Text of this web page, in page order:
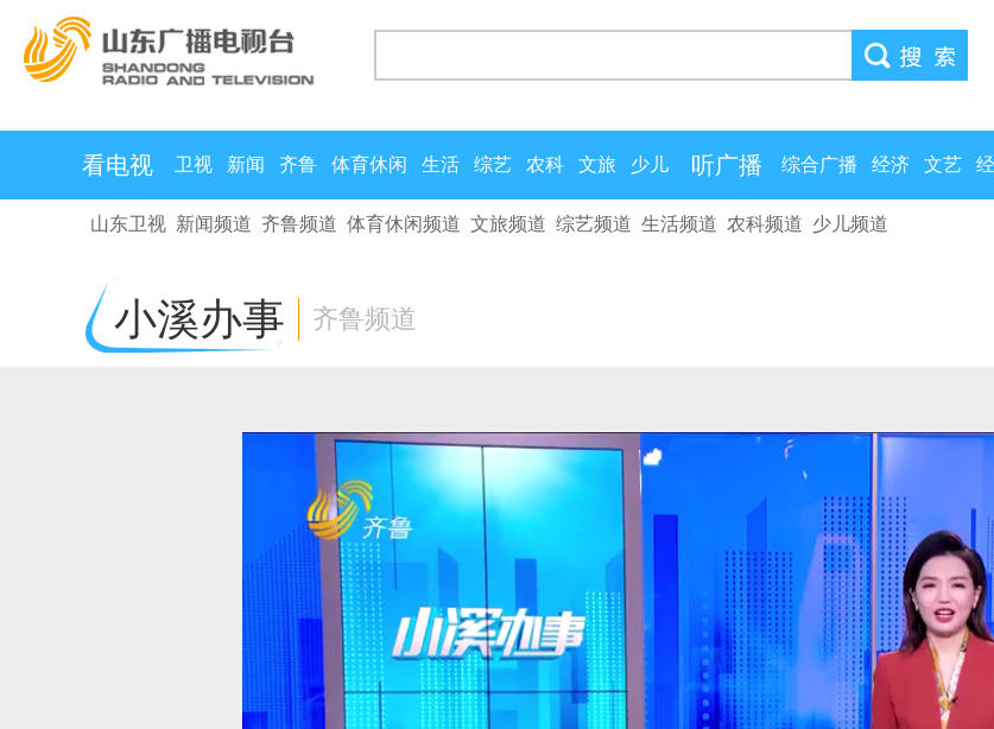
看电视 卫视 新闻 齐鲁 体育休闲 生活 综艺 农科 文旅 少儿 听广播 综合广播 经济 文艺
山东卫视 新闻频道 齐鲁频道 体育休闲频道 文旅频道 综艺频道 生活频道 农科频道 少儿频道
小溪办事 齐鲁频道